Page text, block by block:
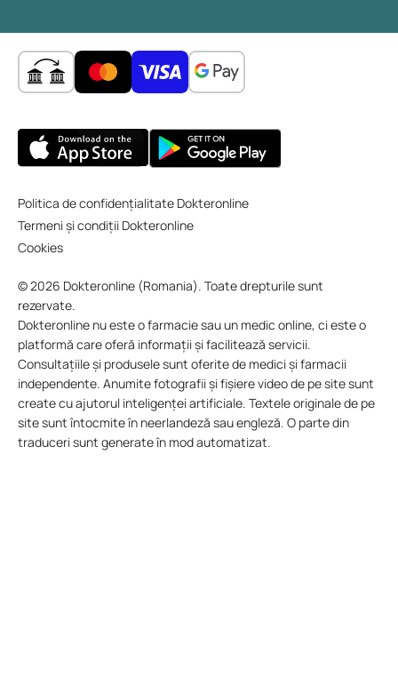
Politica de confidențialitate Dokteronline
Termeni și condiții Dokteronline
Cookies
© 2026 Dokteronline (Romania). Toate drepturile sunt
rezervate.
Dokteronline nu este o farmacie sau un medic online, ci este o
platformă care oferă informații și facilitează servicii.
Consultațiile și produsele sunt oferite de medici și farmacii
independente. Anumite fotografii și fișiere video de pe site sunt
create cu ajutorul inteligenței artificiale. Textele originale de pe
site sunt întocmite în neerlandeză sau engleză. O parte din
traduceri sunt generate în mod automatizat.